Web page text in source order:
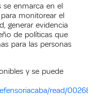
se enmarca en el
monitorear el
generar evidencia
de políticas que
para las personas
y se puede
read/